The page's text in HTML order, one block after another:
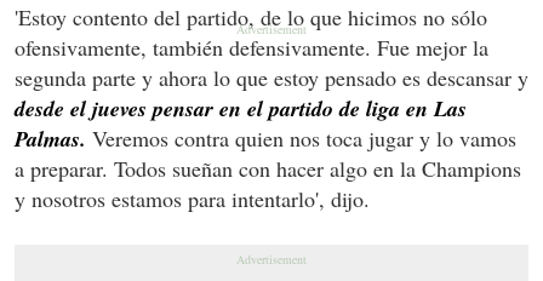
'Estoy contento del partido, de lo que hicimos no sólo
ofensivamente, también defensivamente. Fue mejor la
segunda parte y ahora lo que estoy pensado es descansar y
desde el jueves pensar en el partido de liga en Las
Palmas. Veremos contra quien nos toca jugar y lo vamos
a preparar. Todos sueñan con hacer algo en la Champions
y nosotros estamos para intentarlo', dijo.